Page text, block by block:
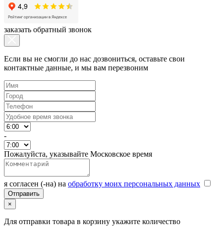
заказать обратный звонок
Если вы не смогли до нас дозвониться, оставьте свои
контактные данные, и мы вам перезвоним
-
Пожалуйста, указывайте Московское время
я согласен (-на) на обработку моих персональных данных
×
Для отправки товара в корзину укажите количество